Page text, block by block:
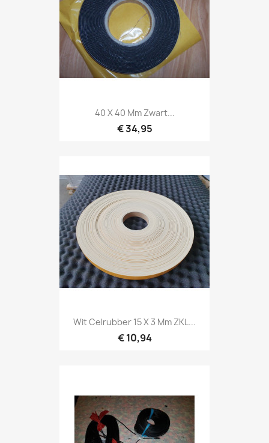
40 X 40 Mm Zwart...
€ 34,95
Wit Celrubber 15 X 3 Mm ZKL...
€ 10,94